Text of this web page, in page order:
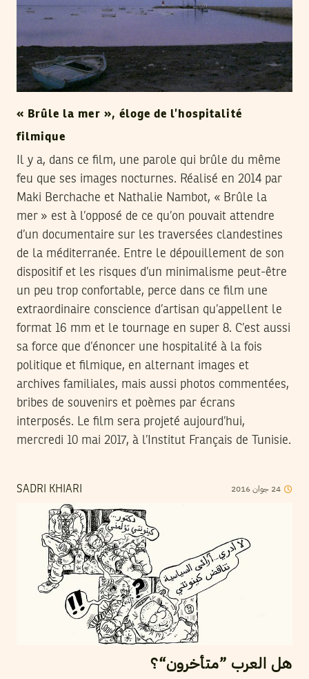
« Brûle la mer », éloge de l’hospitalité
filmique
Il y a, dans ce film, une parole qui brûle du même
feu que ses images nocturnes. Réalisé en 2014 par
Maki Berchache et Nathalie Nambot, « Brûle la
mer » est à l’opposé de ce qu’on pouvait attendre
d’un documentaire sur les traversées clandestines
de la méditerranée. Entre le dépouillement de son
dispositif et les risques d’un minimalisme peut-être
un peu trop confortable, perce dans ce film une
extraordinaire conscience d’artisan qu’appellent le
format 16 mm et le tournage en super 8. C’est aussi
sa force que d’énoncer une hospitalité à la fois
politique et filmique, en alternant images et
archives familiales, mais aussi photos commentées,
bribes de souvenirs et poèmes par écrans
interposés. Le film sera projeté aujourd’hui,
mercredi 10 mai 2017, à l’Institut Français de Tunisie.
SADRI KHIARI 24 جوان2016
هل العرب ”متأخرون“؟